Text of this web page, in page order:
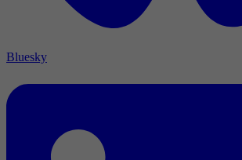
Bluesky